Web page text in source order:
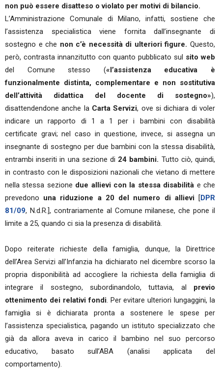
non può essere disatteso o violato per motivi di bilancio.
L’Amministrazione Comunale di Milano, infatti, sostiene che
l’assistenza specialistica viene fornita dall’insegnante di
sostegno e che non c’è necessità di ulteriori figure. Questo,
però, contrasta innanzitutto con quanto pubblicato sul sito web
del Comune stesso («l’assistenza educativa è
funzionalmente distinta, complementare e non sostitutiva
dell’attività didattica del docente di sostegno»),
disattendendone anche la Carta Servizi, ove si dichiara di voler
indicare un rapporto di 1 a 1 per i bambini con disabilità
certificate gravi; nel caso in questione, invece, si assegna un
insegnante di sostegno per due bambini con la stessa disabilità,
entrambi inseriti in una sezione di 24 bambini. Tutto ciò, quindi,
in contrasto con le disposizioni nazionali che vietano di mettere
nella stessa sezione due allievi con la stessa disabilità e che
prevedono una riduzione a 20 del numero di allievi[DPR
81/09, N.d.R.], contrariamente al Comune milanese, che pone il
limite a 25, quando ci sia la presenza di disabilità.
Dopo reiterate richieste della famiglia, dunque, la Direttrice
dell’Area Servizi all’Infanzia ha dichiarato nel dicembre scorso la
propria disponibilità ad accogliere la richiesta della famiglia di
integrare il sostegno, subordinandolo, tuttavia, al previo
ottenimento dei relativi fondi. Per evitare ulteriori lungaggini, la
famiglia si è dichiarata pronta a sostenere le spese per
l’assistenza specialistica, pagando un istituto specializzato che
già da allora aveva in carico il bambino nel suo percorso
educativo, basato sull’ABA (analisi applicata del
comportamento).